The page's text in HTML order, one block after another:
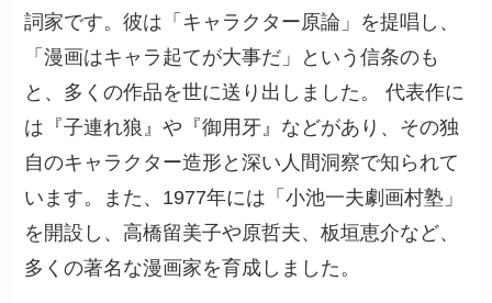
詞家です。​彼は「キャラクター原論」を提唱し、
「漫画はキャラ起てが大事だ」という信条のも
と、多くの作品を世に送り出しました。 ​代表作に
は『子連れ狼』や『御用牙』などがあり、その独
自のキャラクター造形と深い人間洞察で知られて
います。​また、1977年には「小池一夫劇画村塾」
を開設し、高橋留美子や原哲夫、板垣恵介など、
多くの著名な漫画家を育成しました。